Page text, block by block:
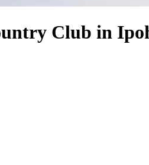
Club in